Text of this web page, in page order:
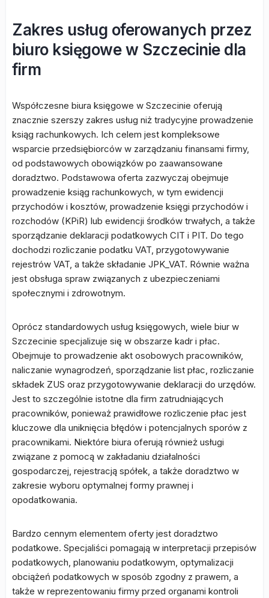
Zakres usług oferowanych przez
biuro księgowe w Szczecinie dla
firm
Współczesne biura księgowe w Szczecinie oferują
znacznie szerszy zakres usług niż tradycyjne prowadzenie
ksiąg rachunkowych. Ich celem jest kompleksowe
wsparcie przedsiębiorców w zarządzaniu finansami firmy,
od podstawowych obowiązków po zaawansowane
doradztwo. Podstawowa oferta zazwyczaj obejmuje
prowadzenie ksiąg rachunkowych, w tym ewidencji
przychodów i kosztów, prowadzenie księgi przychodów i
rozchodów (KPiR) lub ewidencji środków trwałych, a także
sporządzanie deklaracji podatkowych CIT i PIT. Do tego
dochodzi rozliczanie podatku VAT, przygotowywanie
rejestrów VAT, a także składanie JPK_VAT. Równie ważna
jest obsługa spraw związanych z ubezpieczeniami
społecznymi i zdrowotnym.
Oprócz standardowych usług księgowych, wiele biur w
Szczecinie specjalizuje się w obszarze kadr i płac.
Obejmuje to prowadzenie akt osobowych pracowników,
naliczanie wynagrodzeń, sporządzanie list płac, rozliczanie
składek ZUS oraz przygotowywanie deklaracji do urzędów.
Jest to szczególnie istotne dla firm zatrudniających
pracowników, ponieważ prawidłowe rozliczenie płac jest
kluczowe dla uniknięcia błędów i potencjalnych sporów z
pracownikami. Niektóre biura oferują również usługi
związane z pomocą w zakładaniu działalności
gospodarczej, rejestracją spółek, a także doradztwo w
zakresie wyboru optymalnej formy prawnej i
opodatkowania.
Bardzo cennym elementem oferty jest doradztwo
podatkowe. Specjaliści pomagają w interpretacji przepisów
podatkowych, planowaniu podatkowym, optymalizacji
obciążeń podatkowych w sposób zgodny z prawem, a
także w reprezentowaniu firmy przed organami kontroli